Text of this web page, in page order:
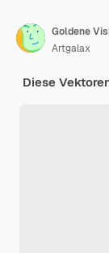
Goldene
Artgalax
Diese